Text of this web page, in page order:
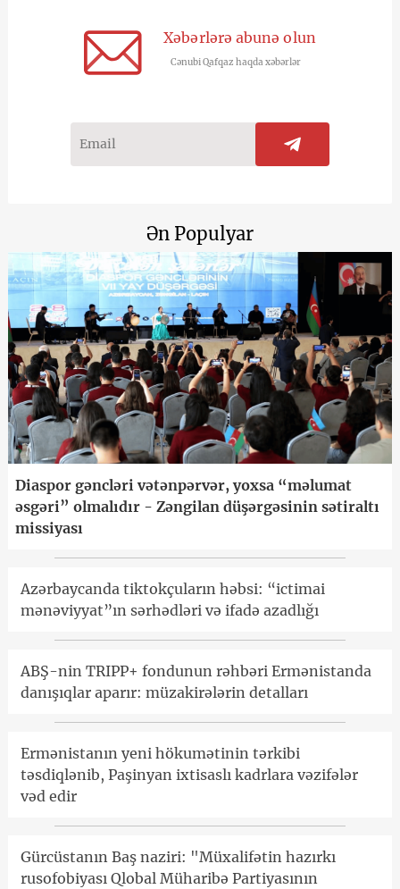
Xəbərlərə abunə olun
Cənubi Qafqaz haqda xəbərlər
Ən Populyar
Diaspor gəncləri vətənpərvər, yoxsa “məlumat
əsgəri” olmalıdır - Zəngilan düşərgəsinin sətiraltı
missiyası
Azərbaycanda tiktokçuların həbsi: “ictimai
mənəviyyat”ın sərhədləri və ifadə azadlığı
ABŞ-nin TRIPP+ fondunun rəhbəri Ermənistanda
danışıqlar aparır: müzakirələrin detalları
Ermənistanın yeni hökumətinin tərkibi
təsdiqlənib, Paşinyan ixtisaslı kadrlara vəzifələr
vəd edir
Gürcüstanın Baş naziri: "Müxalifətin hazırkı
rusofobiyası Qlobal Müharibə Partiyasının